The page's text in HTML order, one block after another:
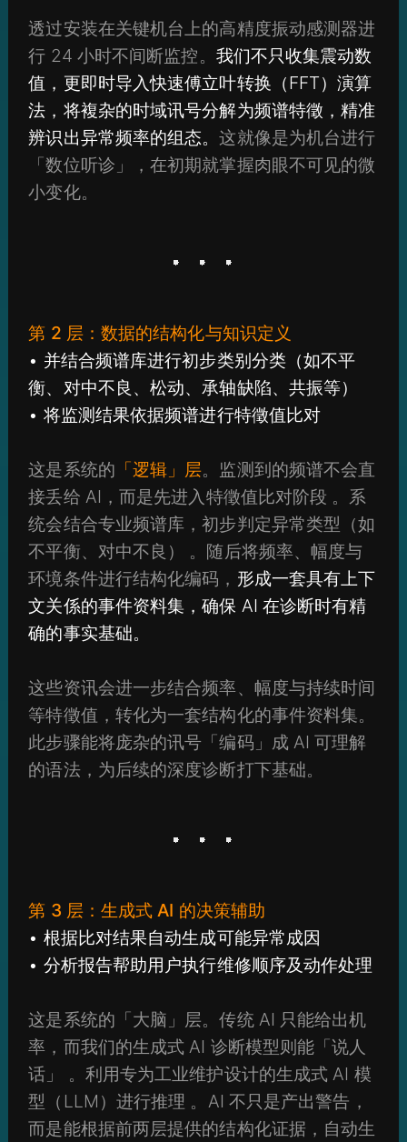
透过安装在关键机台上的高精度振动感测器进
行 24 小时不间断监控。 我们不只收集震动数
值，更即时导入快速傅立叶转换（FFT）演算
法，将複杂的时域讯号分解为频谱特徵，精准
辨识出异常频率的组态。这就像是为机台进行
「数位听诊」，在初期就掌握肉眼不可见的微
小变化。
第 2 层：数据的结构化与知识定义
• 并结合频谱库进行初步类别分类（如不平
衡、对中不良、松动、承轴缺陷、共振等）
• 将监测结果依据频谱进行特徵值比对
这是系统的 「逻辑」层。监测到的频谱不会直
接丢给 AI，而是先进入特徵值比对阶段 。系
统会结合专业频谱库，初步判定异常类型（如
不平衡、对中不良） 。随后将频率、幅度与
环境条件进行结构化编码， 形成一套具有上下
文关係的事件资料集，确保 AI 在诊断时有精
确的事实基础。
这些资讯会进一步结合频率、幅度与持续时间
等特徵值，转化为一套结构化的事件资料集。
此步骤能将庞杂的讯号「编码」成 AI 可理解
的语法，为后续的深度诊断打下基础。
第 3 层：生成式 AI 的决策辅助
• 根据比对结果自动生成可能异常成因
• 分析报告帮助用户执行维修顺序及动作处理
这是系统的「大脑」层。传统 AI 只能给出机
率，而我们的生成式 AI 诊断模型则能「说人
话」 。利用专为工业维护设计的生成式 AI 模
型（LLM）进行推理 。AI 不只是产出警告，
而是能根据前两层提供的结构化证据，自动生